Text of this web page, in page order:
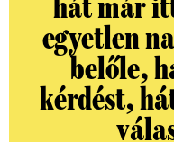
hát már
egyetlen
belőle,
kérdést,